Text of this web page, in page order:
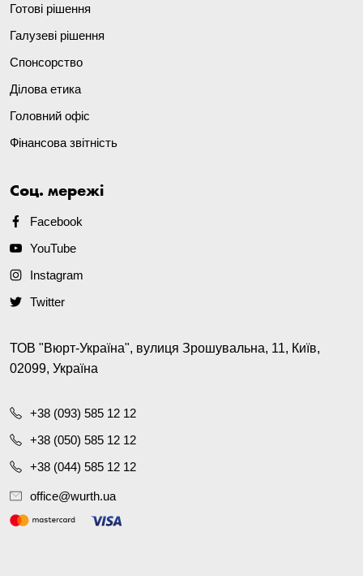
Готові рішення
Галузеві рішення
Спонсорство
Ділова етика
Головний офіс
Фінансова звітність
Соц. мережі
Facebook
YouTube
Instagram
Twitter
ТОВ "Вюрт-Україна", вулиця Зрошувальна, 11, Київ,
02099, Україна
+38 (093) 585 12 12
+38 (050) 585 12 12
+38 (044) 585 12 12
office@wurth.ua